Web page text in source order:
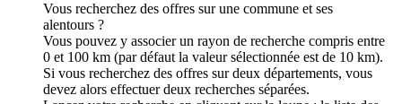
Vous recherchez des offres sur une commune et ses
alentours ?
Vous pouvez y associer un rayon de recherche compris entre
0 et 100 km (par défaut la valeur sélectionnée est de 10 km).
Si vous recherchez des offres sur deux départements, vous
devez alors effectuer deux recherches séparées.